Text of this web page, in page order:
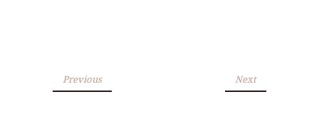
Previous Next